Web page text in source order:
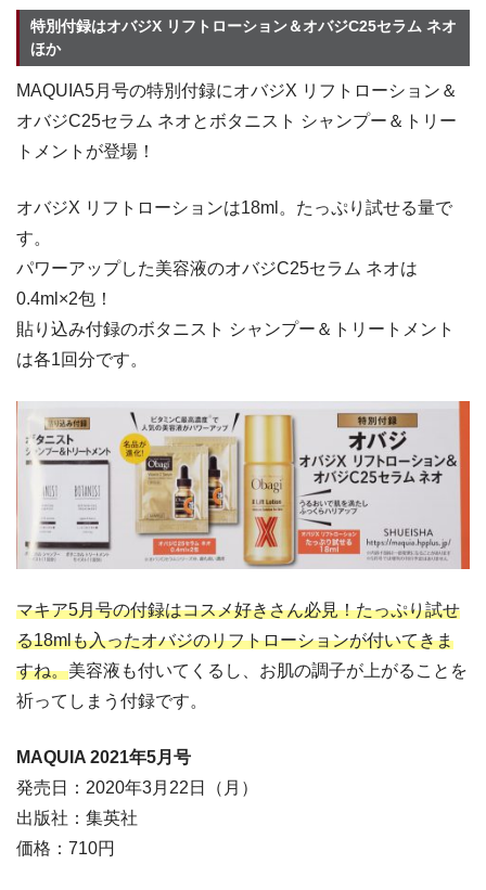
特別付録はオバジX リフトローション＆オバジC25セラム ネオ
ほか
MAQUIA5月号の特別付録にオバジX リフトローション＆
オバジC25セラム ネオとボタニスト シャンプー＆トリー
トメントが登場！
オバジX リフトローションは18ml。たっぷり試せる量で
す。
パワーアップした美容液のオバジC25セラム ネオは
0.4ml×2包！
貼り込み付録のボタニスト シャンプー＆トリートメント
は各1回分です。
マキア5月号の付録はコスメ好きさん必見！たっぷり試せ
る18mlも入ったオバジのリフトローションが付いてきま
すね。美容液も付いてくるし、お肌の調子が上がることを
祈ってしまう付録です。
MAQUIA 2021年5月号
発売日：2020年3月22日（月）
出版社：集英社
価格：710円